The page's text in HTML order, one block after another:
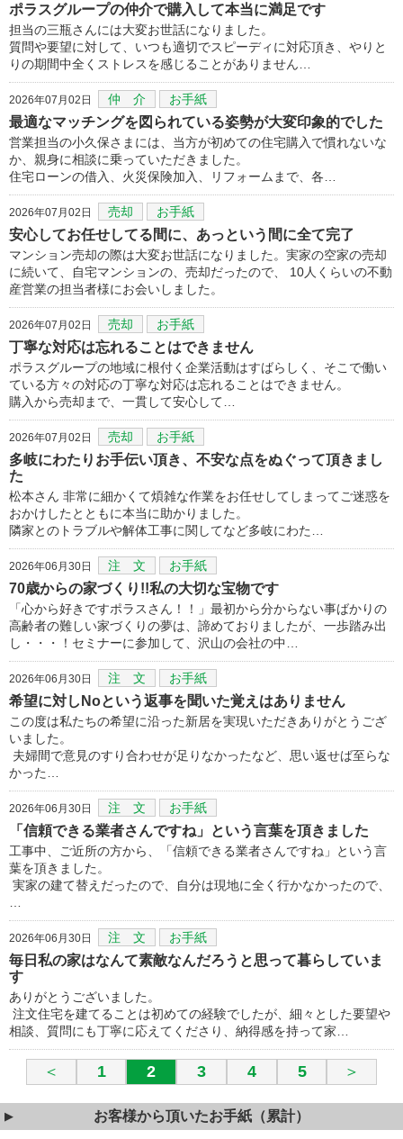
ポラスグループの仲介で購入して本当に満足です
担当の三瓶さんには大変お世話になりました。
質問や要望に対して、いつも適切でスピーディに対応頂き、やりと
りの期間中全くストレスを感じることがありません…
2026年07月02日 仲 介 お手紙
最適なマッチングを図られている姿勢が大変印象的でした
営業担当の小久保さまには、当方が初めての住宅購入で慣れないな
か、親身に相談に乗っていただきました。
住宅ローンの借入、火災保険加入、リフォームまで、各…
2026年07月02日 売却 お手紙
安心してお任せしてる間に、あっという間に全て完了
マンション売却の際は大変お世話になりました。実家の空家の売却
に続いて、自宅マンションの、売却だったので、 10人くらいの不動
産営業の担当者様にお会いしました。
2026年07月02日 売却 お手紙
丁寧な対応は忘れることはできません
ポラスグループの地域に根付く企業活動はすばらしく、そこで働い
ている方々の対応の丁寧な対応は忘れることはできません。
購入から売却まで、一貫して安心して…
2026年07月02日 売却 お手紙
多岐にわたりお手伝い頂き、不安な点をぬぐって頂きまし
た
松本さん 非常に細かくて煩雑な作業をお任せしてしまってご迷惑を
おかけしたとともに本当に助かりました。
隣家とのトラブルや解体工事に関してなど多岐にわた…
2026年06月30日 注 文 お手紙
70歳からの家づくり!!私の大切な宝物です
「心から好きですポラスさん！！」最初から分からない事ばかりの
高齢者の難しい家づくりの夢は、諦めておりましたが、一歩踏み出
し・・・！セミナーに参加して、沢山の会社の中…
2026年06月30日 注 文 お手紙
希望に対しNoという返事を聞いた覚えはありません
この度は私たちの希望に沿った新居を実現いただきありがとうござ
いました。
夫婦間で意見のすり合わせが足りなかったなど、思い返せば至らな
かった…
2026年06月30日 注 文 お手紙
「信頼できる業者さんですね」という言葉を頂きました
工事中、ご近所の方から、「信頼できる業者さんですね」という言
葉を頂きました。
実家の建て替えだったので、自分は現地に全く行かなかったので、
2026年06月30日 注 文 お手紙
毎日私の家はなんて素敵なんだろうと思って暮らしていま
す
ありがとうございました。
注文住宅を建てることは初めての経験でしたが、細々とした要望や
相談、質問にも丁寧に応えてくださり、納得感を持って家…
＜ 1 2 3 4 5 ＞
お客様から頂いたお手紙（累計）